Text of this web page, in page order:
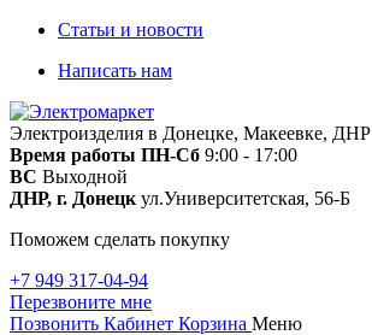
Статьи и новости
Написать нам
Электроизделия в Донецке, Макеевке, ДНР
Время работы ПН-Сб 9:00 - 17:00
ВС Выходной
ДНР, г. Донецк ул.Университетская, 56-Б
Поможем сделать покупку
+7 949 317-04-94
Перезвоните мне
Позвонить Кабинет Корзина Меню